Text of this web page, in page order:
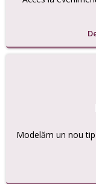
Modelăm un nou